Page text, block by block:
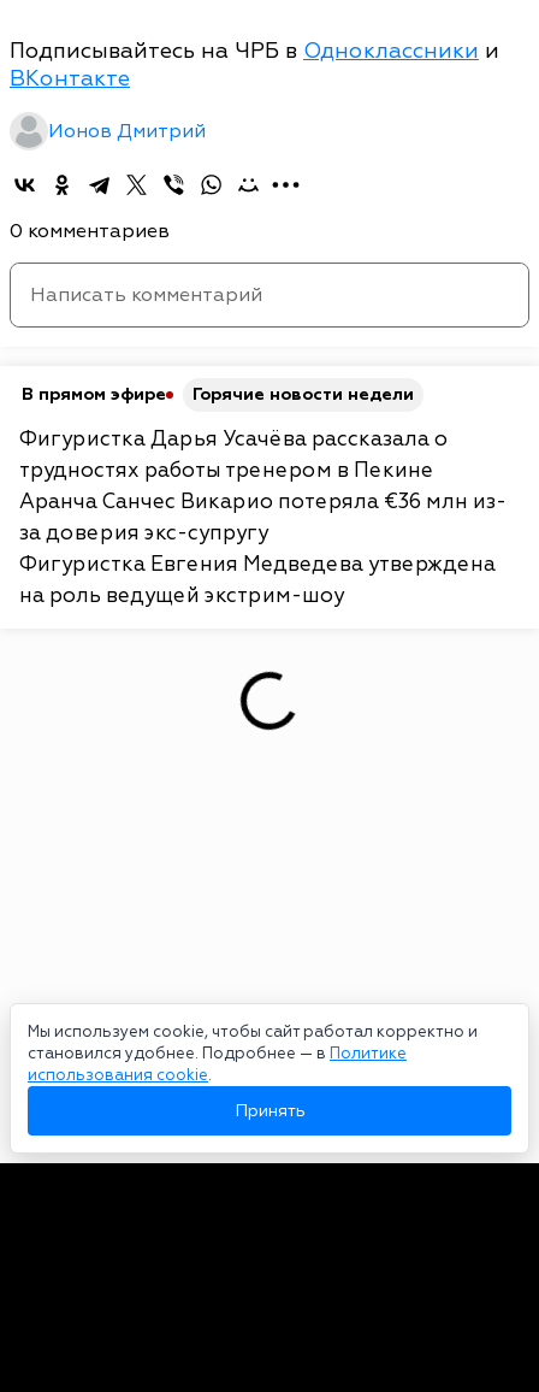
Мы используем cookie, чтобы сайт работал корректно и
становился удобнее. Подробнее — в Политике
использования cookie.
Принять
Подписывайтесь на ЧРБ в Одноклассники и
ВКонтакте
Ионов Дмитрий
0 комментариев
В прямом эфире Горячие новости недели
Фигуристка Дарья Усачёва рассказала о
трудностях работы тренером в Пекине
Аранча Санчес Викарио потеряла €36 млн из-
за доверия экс-супругу
Фигуристка Евгения Медведева утверждена
на роль ведущей экстрим-шоу